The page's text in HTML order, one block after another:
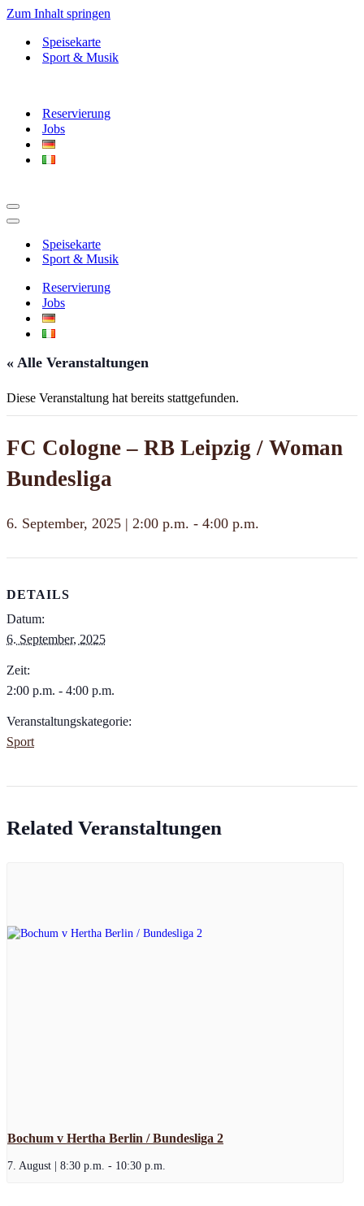
Zum Inhalt springen
Speisekarte
Sport & Musik
Reservierung
Jobs
Navigationsmenü
Navigationsmenü
Speisekarte
Sport & Musik
Reservierung
Jobs
« Alle Veranstaltungen
Diese Veranstaltung hat bereits stattgefunden.
FC Cologne – RB Leipzig / Woman
Bundesliga
6. September, 2025 | 2:00 p.m. - 4:00 p.m.
DETAILS
Datum:
6. September, 2025
Zeit:
2:00 p.m. - 4:00 p.m.
Veranstaltungskategorie:
Sport
Related Veranstaltungen
Bochum v Hertha Berlin / Bundesliga 2
7. August | 8:30 p.m. - 10:30 p.m.